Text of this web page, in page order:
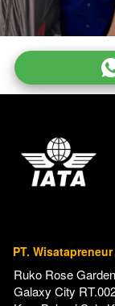
`
PT.
Ruko Rose
Galaxy City